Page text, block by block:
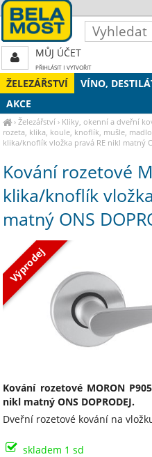
ŽELEZÁŘSTVÍ VÍNO,
AKCE
›Železářství › Kliky, okenní a dveřní
rozeta, klika, koule, knoflík, mušle, madlo
klika/knoflík vložka pravá RE nikl matný
Kování rozetové
klika/knoflík
matný ONS
Výprodej
Kování rozetové MORON
nikl matný ONS DOPRODEJ.
Dveřní rozetové kování na
skladem 1 sd
MŮJ ÚČET
PŘIHLÁSIT| VYTVOŘIT